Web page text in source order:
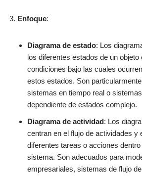
Enfoque:
Diagrama de estado: Los
los diferentes estados de un
condiciones bajo las cuales
estos estados. Son
sistemas en tiempo real o
dependiente de estados complejo.
Diagrama de actividad: Los
centran en el flujo de actividades y
diferentes tareas o acciones
sistema. Son adecuados para
empresariales, sistemas de flujo